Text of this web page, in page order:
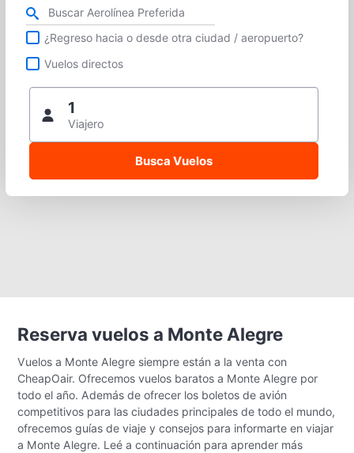
Refina tu búsqueda por aerolínea, ciudad o aeropuerto o vuelos directos
¿Regreso hacia o desde otra ciudad / aeropuerto?
Vuelos directos
1
Viajero
Reserva vuelos a Monte Alegre
Vuelos a Monte Alegre siempre están a la venta con
CheapOair. Ofrecemos vuelos baratos a Monte Alegre por
todo el año. Además de ofrecer los boletos de avión
competitivos para las ciudades principales de todo el mundo,
ofrecemos guías de viaje y consejos para informarte en viajar
a Monte Alegre. Leé a continuación para aprender más